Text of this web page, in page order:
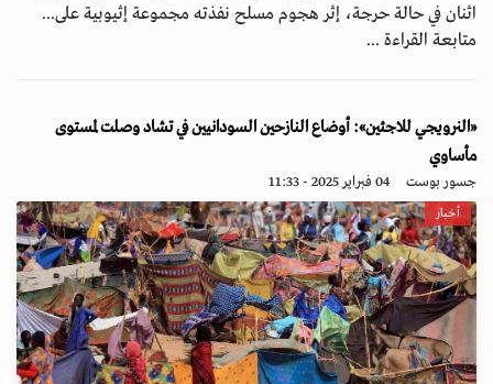
اثنان في حالة حرجة، إثر هجوم مسلح نفذته مجموعة إثيوبية على...
متابعة القراءة ...
«النرويجي للاجئين»: أوضاع النازحين السودانيين في تشاد وصلت لمستوى
مأساوي
جسور بوست 04 فبراير 2025 - 11:33
أخبار